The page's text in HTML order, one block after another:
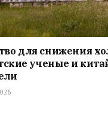
для снижения
ученые и